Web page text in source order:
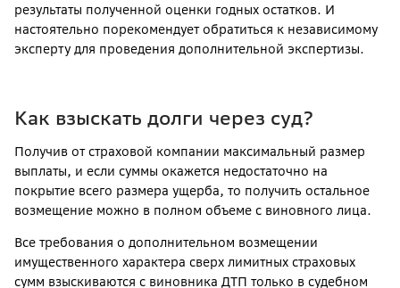
результаты полученной оценки годных остатков. И
настоятельно порекомендует обратиться к независимому
эксперту для проведения дополнительной экспертизы.
Как взыскать долги через суд?
Получив от страховой компании максимальный размер
выплаты, и если суммы окажется недостаточно на
покрытие всего размера ущерба, то получить остальное
возмещение можно в полном объеме с виновного лица.
Все требования о дополнительном возмещении
имущественного характера сверх лимитных страховых
сумм взыскиваются с виновника ДТП только в судебном